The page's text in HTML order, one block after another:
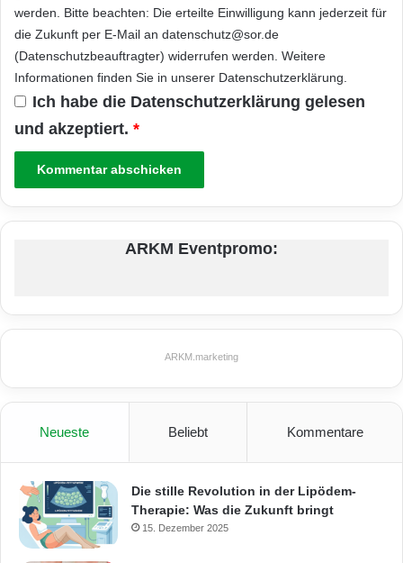
werden. Bitte beachten: Die erteilte Einwilligung kann jederzeit für
die Zukunft per E-Mail an datenschutz@sor.de
(Datenschutzbeauftragter) widerrufen werden. Weitere
Informationen finden Sie in unserer Datenschutzerklärung
Ich habe die Datenschutzerklärung gelesen
und akzeptiert. *
ARKM Eventpromo:
ARKM.marketing
Neueste Beliebt Kommentare
Die stille Revolution in der Lipödem-
Therapie: Was die Zukunft bringt
15. Dezember 2025